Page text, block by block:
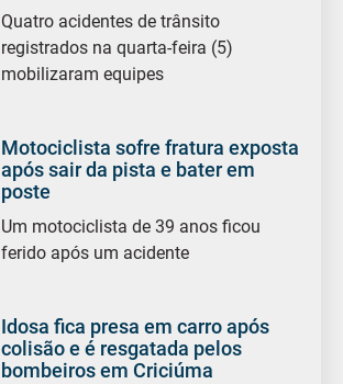
Quatro acidentes de trânsito
registrados na quarta-feira (5)
mobilizaram equipes
Motociclista sofre fratura exposta
após sair da pista e bater em
poste
Um motociclista de 39 anos ficou
ferido após um acidente
Idosa fica presa em carro após
colisão e é resgatada pelos
bombeiros em Criciúma